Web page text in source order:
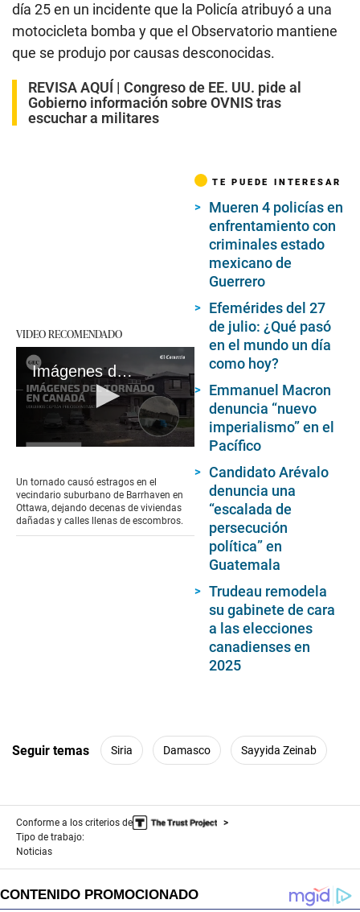
día 25 en un incidente que la Policía atribuyó a una
motocicleta bomba y que el Observatorio mantiene
que se produjo por causas desconocidas.
REVISA AQUÍ | Congreso de EE. UU. pide al
Gobierno información sobre OVNIS tras
escuchar a militares
VIDEO RECOMENDADO
Imágenes del impresionante tornado en Canadá
of
2
minutes,
22
seconds
Un tornado causó estragos en el
vecindario suburbano de Barrhaven en
Ottawa, dejando decenas de viviendas
dañadas y calles llenas de escombros.
TE PUEDE INTERESAR
Mueren 4 policías en
enfrentamiento con
criminales estado
mexicano de
Guerrero
Efemérides del 27
de julio: ¿Qué pasó
en el mundo un día
como hoy?
Emmanuel Macron
denuncia “nuevo
imperialismo” en el
Pacífico
Candidato Arévalo
denuncia una
“escalada de
persecución
política” en
Guatemala
Trudeau remodela
su gabinete de cara
a las elecciones
canadienses en
2025
Seguir temas Siria Damasco Sayyida Zeinab
Conforme a los criterios de
Tipo de trabajo:
Noticias